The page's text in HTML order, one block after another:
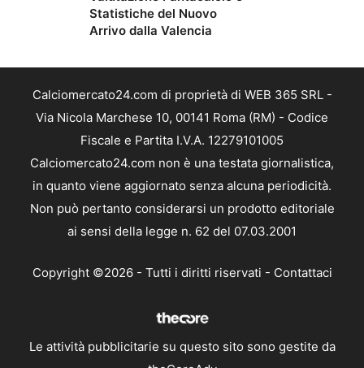
Statistiche del Nuovo
Arrivo dalla Valencia
Calciomercato24.com di proprietà di WEB 365 SRL -
Via Nicola Marchese 10, 00141 Roma (RM) - Codice
Fiscale e Partita I.V.A. 12279101005
Calciomercato24.com non è una testata giornalistica,
in quanto viene aggiornato senza alcuna periodicità.
Non può pertanto considerarsi un prodotto editoriale
ai sensi della legge n. 62 del 07.03.2001
Copyright ©2026 - Tutti i diritti riservati - Contattaci
Le attività pubblicitarie su questo sito sono gestite da